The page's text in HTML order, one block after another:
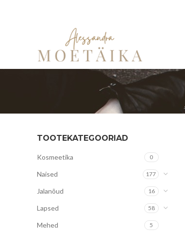
TOOTEKATEGOORIAD
Kosmeetika 0
Naised 177
Jalanõud 16
Lapsed 58
Mehed 5